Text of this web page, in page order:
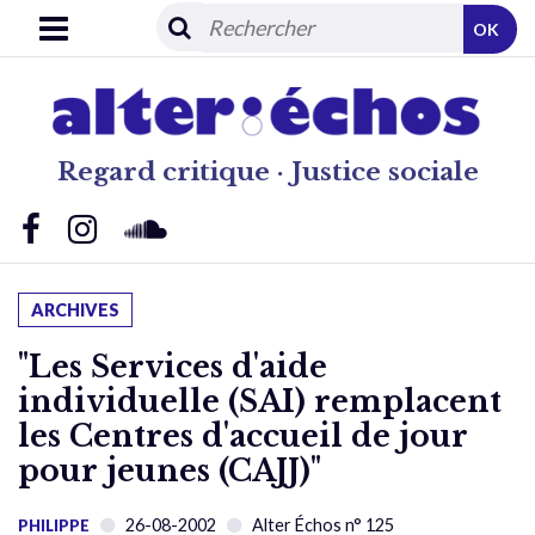
Regard critique · Justice sociale
OK
ARCHIVES
"Les Services d'aide
individuelle (SAI) remplacent
les Centres d'accueil de jour
pour jeunes (CAJJ)"
PHILIPPE 26-08-2002 Alter Échos n° 125